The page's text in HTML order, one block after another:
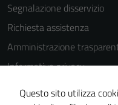
Segnalazione disservizio
Richiesta assistenza
Amministrazione
Informativa privacy
Cookie Policy
Questo sito utilizza